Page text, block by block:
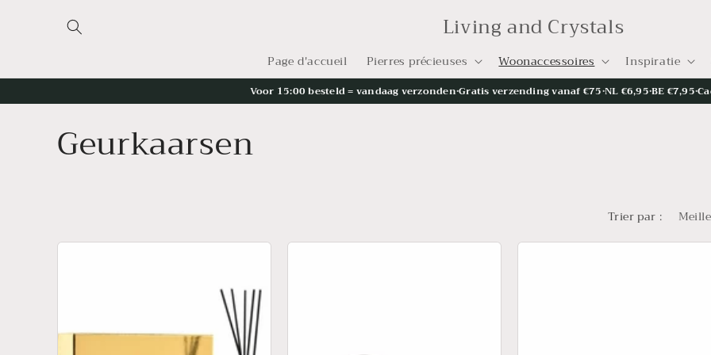
Living and Crystals
Page d'accueil Pierres précieuses Woonaccessoires Inspiratie
Voor 15:00 besteld = vandaag verzonden•Gratis verzending vanaf €75•NL €6,95•BE €7,95•
C
Geurkaarsen
Trier par :